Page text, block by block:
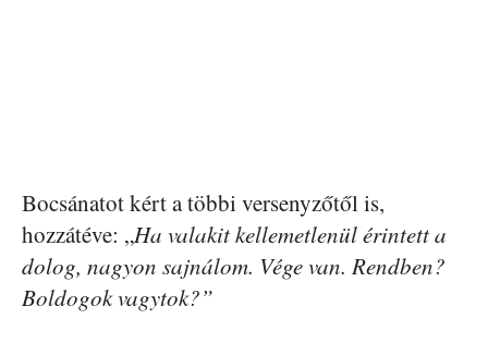
Bocsánatot kért a többi versenyzőtől is,
hozzátéve: „Ha valakit kellemetlenül érintett a
dolog, nagyon sajnálom. Vége van. Rendben?
Boldogok vagytok?”